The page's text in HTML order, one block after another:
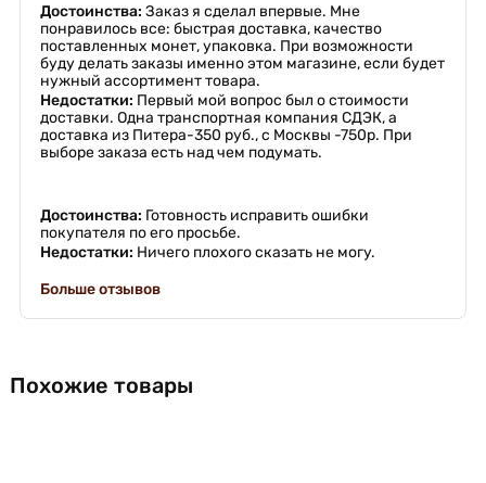
Достоинства: Заказ я сделал впервые. Мне
понравилось все: быстрая доставка, качество
поставленных монет, упаковка. При возможности
буду делать заказы именно этом магазине, если будет
нужный ассортимент товара.
Недостатки: Первый мой вопрос был о стоимости
доставки. Одна транспортная компания СДЭК, а
доставка из Питера-350 руб., с Москвы -750р. При
выборе заказа есть над чем подумать.
Достоинства: Готовность исправить ошибки
покупателя по его просьбе.
Недостатки: Ничего плохого сказать не могу.
Больше отзывов
Похожие товары